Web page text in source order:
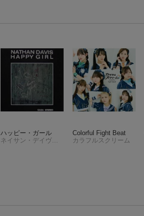
ハッピー・ガール
Colorful Fight Beat
カラフルスクリーム